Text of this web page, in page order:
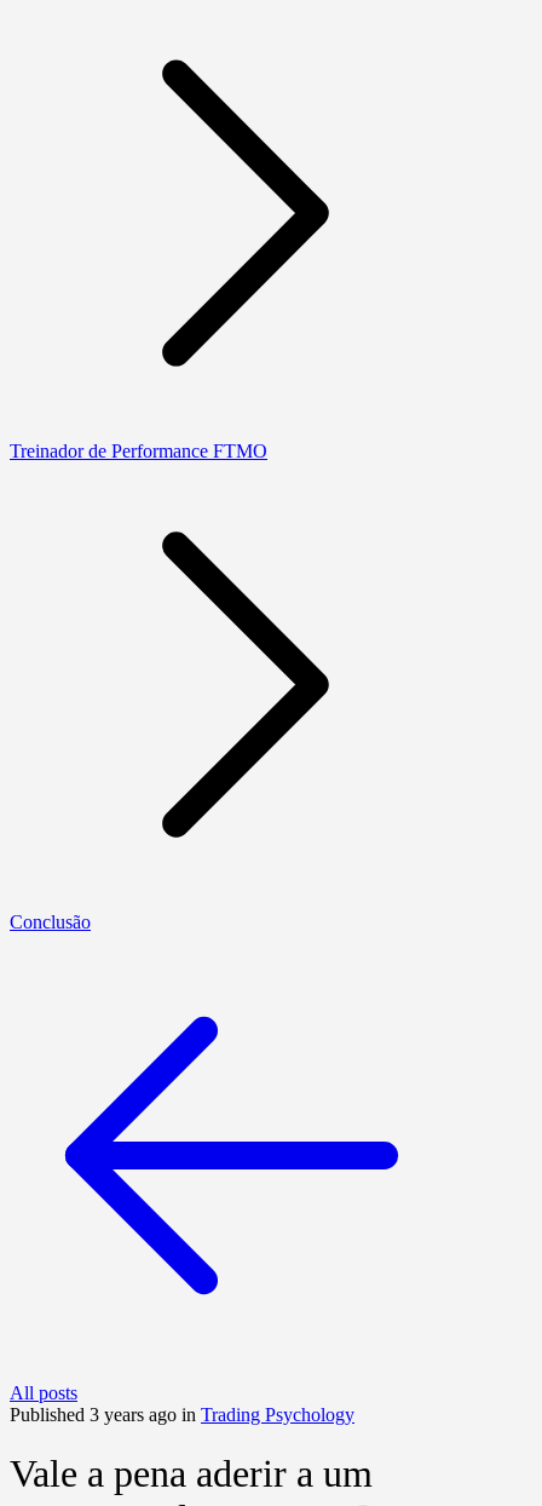
Treinador de Performance FTMO
Conclusão
All posts
Published 3 years ago in Trading Psychology
Vale a pena aderir a um